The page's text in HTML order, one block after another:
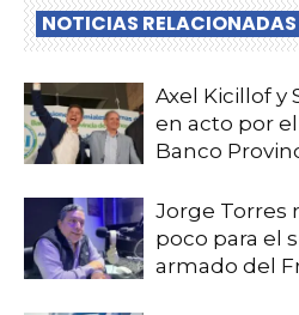
NOTICIAS RELACIONADAS
Axel Kicillof y
en acto por el
Banco
Jorge Torres
poco para el
armado del